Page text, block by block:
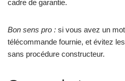
cadre de garantie.
Bon sens pro : si vous avez un
télécommande fournie, et évitez
sans procédure constructeur.